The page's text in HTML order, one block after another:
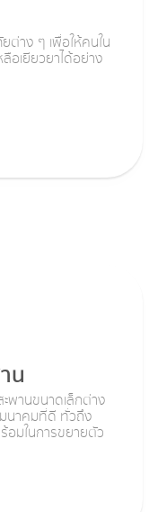
ต่าง ๆ เพื่อให้คนใน
อเยียวยาได้อย่าง
น
พานขนาดเล็กต่าง
นาคมที่ดี ทั่วถึง
อมในการขยายตัว